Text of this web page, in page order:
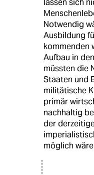
lassen sich
Notwendig
Ausbildung
kommenden
Aufbau in
müssten die
Staaten und
militätische
primär
nachhaltig
der
möglich